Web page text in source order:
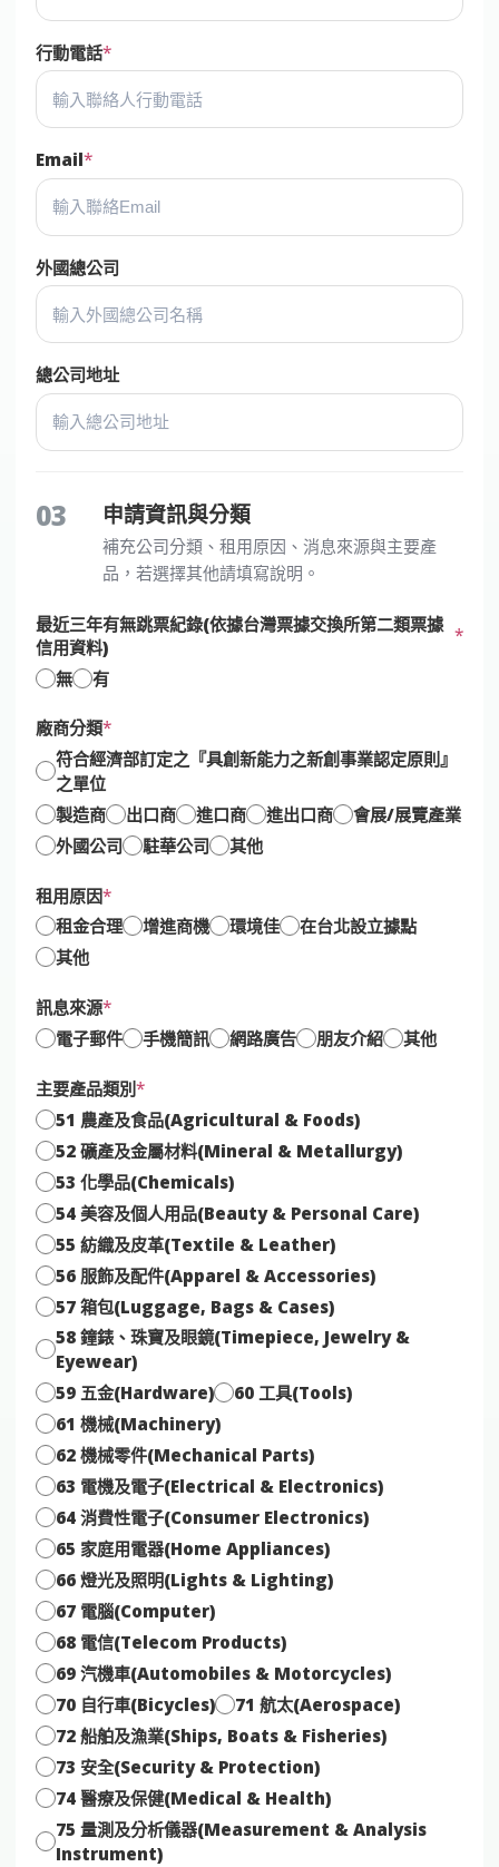
行動電話
Email
外國總公司
總公司地址
03 申請資訊與分類
補充公司分類、租用原因、消息來源與主要產
品，若選擇其他請填寫說明。
最近三年有無跳票紀錄(依據台灣票據交換所第二類票據
信用資料)
無
有
廠商分類
符合經濟部訂定之『具創新能力之新創事業認定原則』
之單位
製造商
出口商 進口商 進出口商
會展/展覽產業
外國公司
駐華公司 其他
租用原因
租金合理
增進商機 環境佳
在台北設立據點
其他
訊息來源
電子郵件
手機簡訊 網路廣告 朋友介紹 其他
主要產品類別
51 農產及食品(Agricultural & Foods)
52 礦產及金屬材料(Mineral & Metallurgy)
53 化學品(Chemicals)
54 美容及個人用品(Beauty & Personal Care)
55 紡織及皮革(Textile & Leather)
56 服飾及配件(Apparel & Accessories)
57 箱包(Luggage, Bags & Cases)
58 鐘錶、珠寶及眼鏡(Timepiece, Jewelry &
Eyewear)
59 五金(Hardware)
60 工具(Tools)
61 機械(Machinery)
62 機械零件(Mechanical Parts)
63 電機及電子(Electrical & Electronics)
64 消費性電子(Consumer Electronics)
65 家庭用電器(Home Appliances)
66 燈光及照明(Lights & Lighting)
67 電腦(Computer)
68 電信(Telecom Products)
69 汽機車(Automobiles & Motorcycles)
70 自行車(Bicycles)
71 航太(Aerospace)
72 船舶及漁業(Ships, Boats & Fisheries)
73 安全(Security & Protection)
74 醫療及保健(Medical & Health)
75 量測及分析儀器(Measurement & Analysis
Instrument)